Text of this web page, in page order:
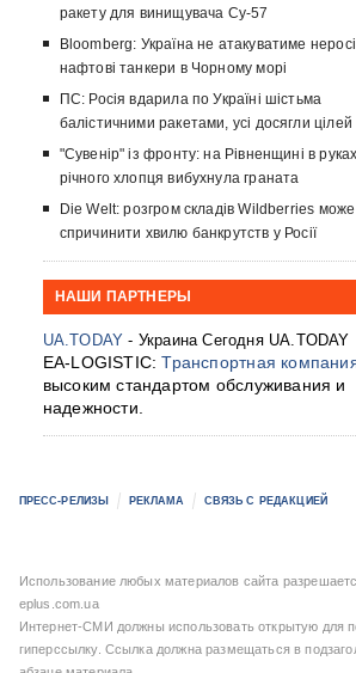
ракету для винищувача Су-57
Bloomberg: Україна не атакуватиме
нафтові танкери в Чорному морі
ПС: Росія вдарила по Україні шістьма
балістичними ракетами, усі досягли цілей
"Сувенір" із фронту: на Рівненщині в
річного хлопця вибухнула граната
Die Welt: розгром складів Wildberries може
спричинити хвилю банкрутств у Росії
НАШИ ПАРТНЕРЫ
UA.TODAY - Украина Сегодня UA.TODAY
EA-LOGISTIC:Транспортная
высоким стандартом обслуживания и
надежности.
ПРЕСС-РЕЛИЗЫ РЕКЛАМА СВЯЗЬ С РЕДАКЦИЕЙ
Использование любых материалов сайта
eplus.com.ua
Интернет-СМИ должны использовать открытую для
гиперссылку. Ссылка должна размещаться в